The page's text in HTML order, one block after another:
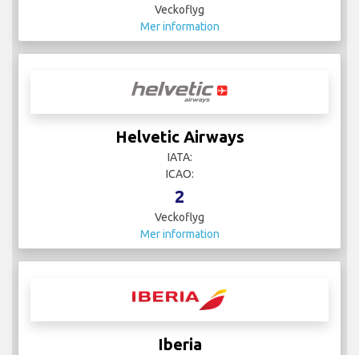
Veckoflyg
Mer information
Helvetic Airways
IATA:
ICAO:
2
Veckoflyg
Mer information
Iberia